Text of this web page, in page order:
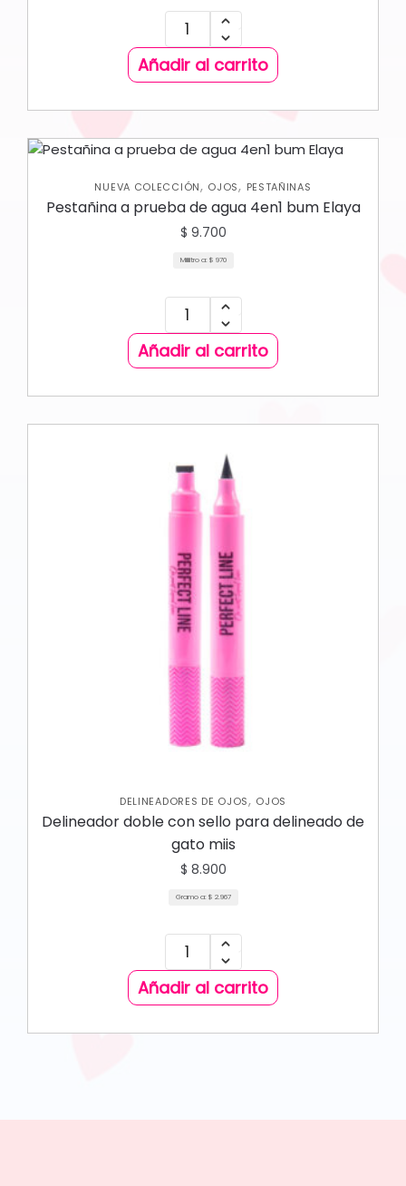
Añadir al carrito
NUEVA COLECCIÓN, OJOS, PESTAÑINAS
Pestañina a prueba de agua 4en1 bum Elaya
$ 9.700
Mililitro a: $ 970
Añadir al carrito
DELINEADORES DE OJOS, OJOS
Delineador doble con sello para delineado de
gato miis
$ 8.900
Gramo a: $ 2.967
Añadir al carrito